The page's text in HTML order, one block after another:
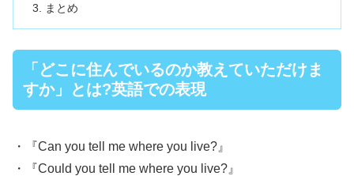
まとめ
「どこに住んでいるのか教えていただけま
すか」とは?英語での表現
・『Can you tell me where you live?』
・『Could you tell me where you live?』